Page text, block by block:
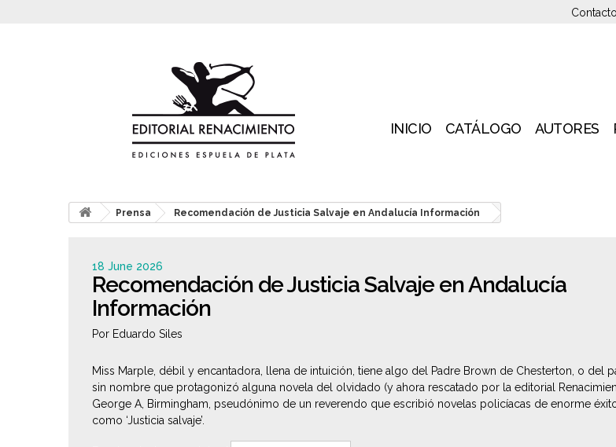
Contacto
INICIO CATÁLOGO AUTORES
Prensa Recomendación de Justicia Salvaje en Andalucía Información
18 June 2026
Recomendación de Justicia Salvaje en Andalucía
Información
Por Eduardo Siles
Miss Marple, débil y encantadora, llena de intuición, tiene algo del Padre Brown de Chesterton, o del
sin nombre que protagonizó alguna novela del olvidado (y ahora rescatado por la editorial
George A, Birmingham, pseudónimo de un reverendo que escribió novelas policíacas de enorme
como ‘Justicia salvaje’.